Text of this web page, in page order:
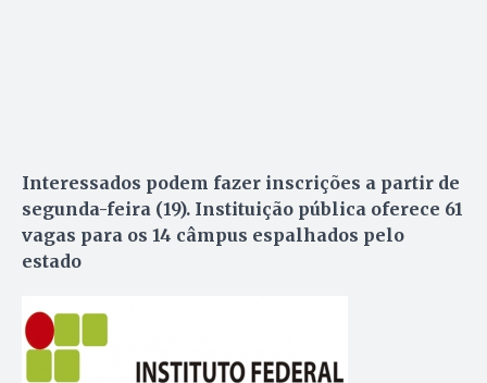
Interessados podem fazer inscrições a partir de
segunda-feira (19). Instituição pública oferece 61
vagas para os 14 câmpus espalhados pelo
estado